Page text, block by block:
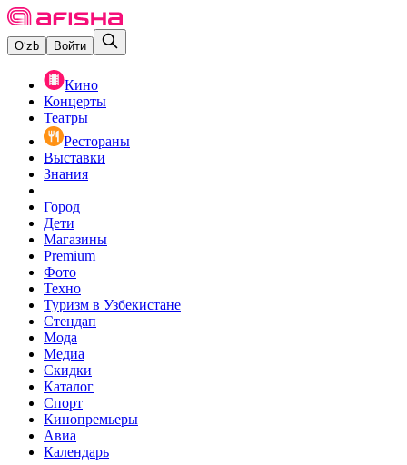
O‘zb Войти
Кино
Концерты
Театры
Рестораны
Выставки
Знания
Город
Дети
Магазины
Premium
Фото
Техно
Туризм в Узбекистане
Стендап
Мода
Медиа
Скидки
Каталог
Спорт
Кинопремьеры
Авиа
Календарь